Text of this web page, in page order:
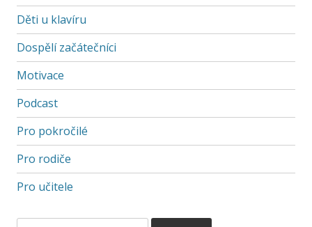
Děti u klavíru
Dospělí začátečníci
Motivace
Podcast
Pro pokročilé
Pro rodiče
Pro učitele